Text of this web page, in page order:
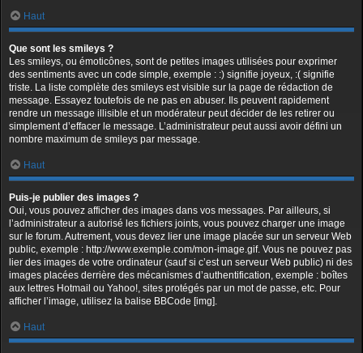
Haut
Que sont les smileys ?
Les smileys, ou émoticônes, sont de petites images utilisées pour exprimer
des sentiments avec un code simple, exemple : :) signifie joyeux, :( signifie
triste. La liste complète des smileys est visible sur la page de rédaction de
message. Essayez toutefois de ne pas en abuser. Ils peuvent rapidement
rendre un message illisible et un modérateur peut décider de les retirer ou
simplement d’effacer le message. L’administrateur peut aussi avoir défini un
nombre maximum de smileys par message.
Haut
Puis-je publier des images ?
Oui, vous pouvez afficher des images dans vos messages. Par ailleurs, si
l’administrateur a autorisé les fichiers joints, vous pouvez charger une image
sur le forum. Autrement, vous devez lier une image placée sur un serveur Web
public, exemple : http://www.exemple.com/mon-image.gif. Vous ne pouvez pas
lier des images de votre ordinateur (sauf si c’est un serveur Web public) ni des
images placées derrière des mécanismes d’authentification, exemple : boîtes
aux lettres Hotmail ou Yahoo!, sites protégés par un mot de passe, etc. Pour
afficher l’image, utilisez la balise BBCode [img].
Haut